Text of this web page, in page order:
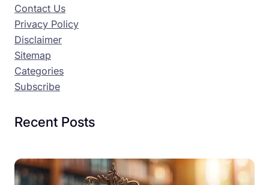
Contact Us
Privacy Policy
Disclaimer
Sitemap
Categories
Subscribe
Recent Posts